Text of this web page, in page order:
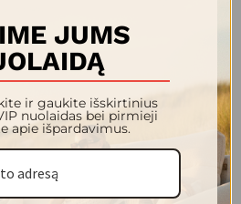
FEJA lova dvigulė 2200x1730
JUMS
ir gaukite išskirtinius
nuolaidas bei pirmieji
apie išpardavimus.